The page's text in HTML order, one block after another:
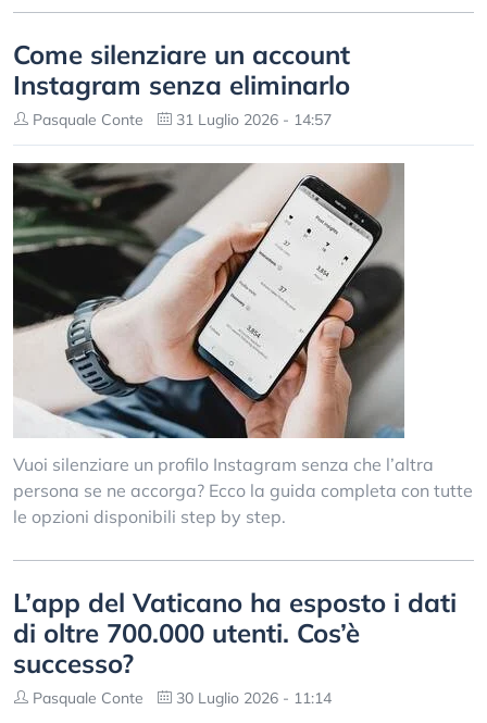
Come silenziare un account
Instagram senza eliminarlo
Pasquale Conte 31 Luglio 2026 - 14:57
Vuoi silenziare un profilo Instagram senza che l’altra
persona se ne accorga? Ecco la guida completa con tutte
le opzioni disponibili step by step.
L’app del Vaticano ha esposto i dati
di oltre 700.000 utenti. Cos’è
successo?
Pasquale Conte 30 Luglio 2026 - 11:14